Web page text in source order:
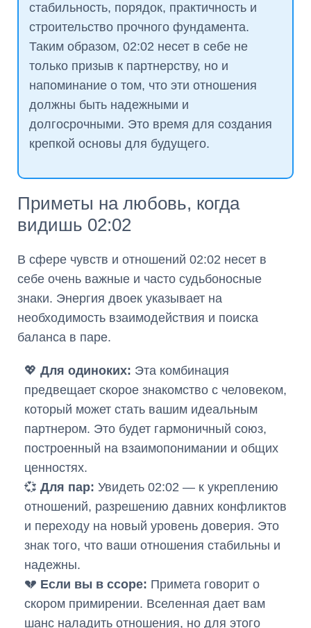
стабильность, порядок, практичность и
строительство прочного фундамента.
Таким образом, 02:02 несет в себе не
только призыв к партнерству, но и
напоминание о том, что эти отношения
должны быть надежными и
долгосрочными. Это время для создания
крепкой основы для будущего.
Приметы на любовь, когда
видишь 02:02
В сфере чувств и отношений 02:02 несет в
себе очень важные и часто судьбоносные
знаки. Энергия двоек указывает на
необходимость взаимодействия и поиска
баланса в паре.
💖 Для одиноких: Эта комбинация
предвещает скорое знакомство с человеком,
который может стать вашим идеальным
партнером. Это будет гармоничный союз,
построенный на взаимопонимании и общих
ценностях.
💞 Для пар: Увидеть 02:02 — к укреплению
отношений, разрешению давних конфликтов
и переходу на новый уровень доверия. Это
знак того, что ваши отношения стабильны и
надежны.
💔 Если вы в ссоре: Примета говорит о
скором примирении. Вселенная дает вам
шанс наладить отношения, но для этого